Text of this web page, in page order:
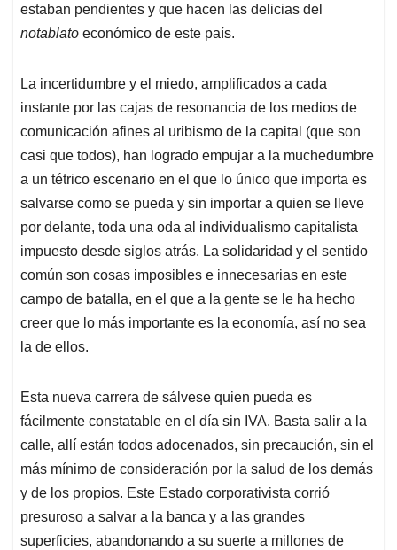
estaban pendientes y que hacen las delicias del
notablato económico de este país.
La incertidumbre y el miedo, amplificados a cada
instante por las cajas de resonancia de los medios de
comunicación afines al uribismo de la capital (que son
casi que todos), han logrado empujar a la muchedumbre
a un tétrico escenario en el que lo único que importa es
salvarse como se pueda y sin importar a quien se lleve
por delante, toda una oda al individualismo capitalista
impuesto desde siglos atrás. La solidaridad y el sentido
común son cosas imposibles e innecesarias en este
campo de batalla, en el que a la gente se le ha hecho
creer que lo más importante es la economía, así no sea
la de ellos.
Esta nueva carrera de sálvese quien pueda es
fácilmente constatable en el día sin IVA. Basta salir a la
calle, allí están todos adocenados, sin precaución, sin el
más mínimo de consideración por la salud de los demás
y de los propios. Este Estado corporativista corrió
presuroso a salvar a la banca y a las grandes
superficies, abandonando a su suerte a millones de